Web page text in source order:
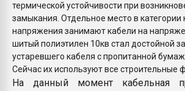
термической устойчивости при
замыкания. Отдельное место в категории
напряжения занимают кабели на
шитый полиэтилен 10кв стал достойной
устаревшего кабеля с пропитанной
Сейчас их используют все строительные
На данный момент кабельная